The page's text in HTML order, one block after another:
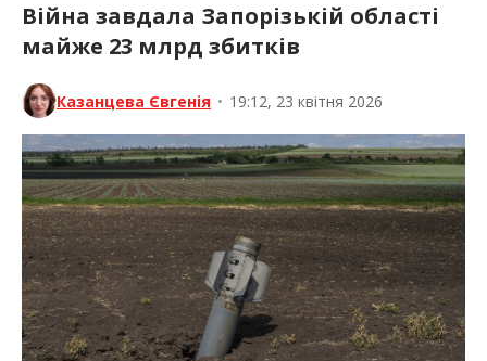
Війна завдала Запорізькій області
майже 23 млрд збитків
Казанцева Євгенія • 19:12, 23 квітня 2026